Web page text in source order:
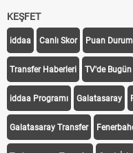
KEŞFET
iddaa Canlı Skor Puan
Transfer Haberleri TV'de Bugün
iddaa Programı Galatasaray
Galatasaray Transfer